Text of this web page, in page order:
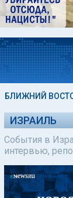
БЛИЖНИЙ
ИЗРАИЛЬ
События в
интервью,